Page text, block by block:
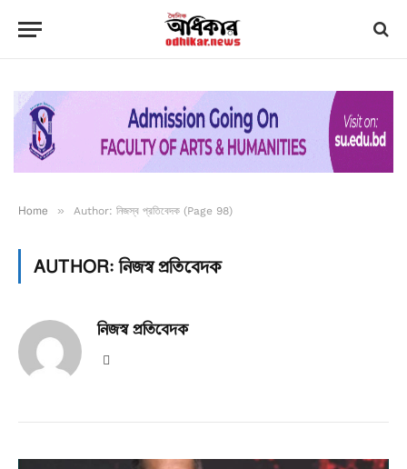
Home » Author: নিজস্ব প্রতিবেদক (Page 98)
AUTHOR:নিজস্ব প্রতিবেদক
নিজস্ব প্রতিবেদক